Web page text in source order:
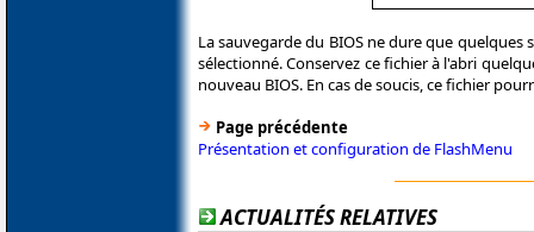
La sauvegarde du BIOS ne dure que
sélectionné. Conservez ce fichier à l'abri
nouveau BIOS. En cas de soucis, ce fichier
Page précédente
Présentation et configuration de FlashMenu
ACTUALITÉS RELATIVES